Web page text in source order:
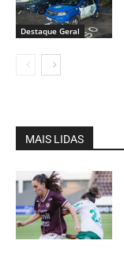
Destaque Geral
MAIS LIDAS